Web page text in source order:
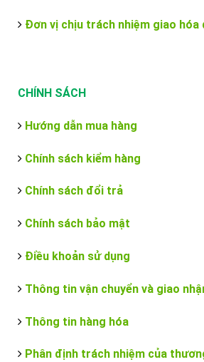
Đơn vị chịu trách nhiệm giao hóa
CHÍNH SÁCH
Hướng dẫn mua hàng
Chính sách kiểm hàng
Chính sách đổi trả
Chính sách bảo mật
Điều khoản sử dụng
Thông tin vận chuyển và giao
Thông tin hàng hóa
Phân định trách nhiệm của